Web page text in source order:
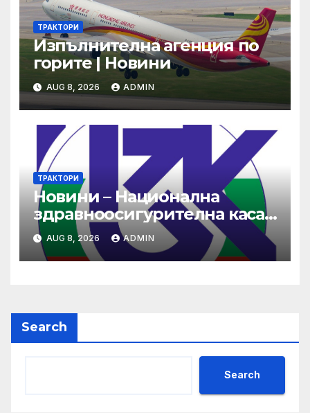
ТРАКТОРИ
Изпълнителна агенция по
горите | Новини
AUG 8, 2026 ADMIN
ТРАКТОРИ
Новини – Национална
здравноосигурителна каса
(НЗОК)
AUG 8, 2026 ADMIN
Search
Search